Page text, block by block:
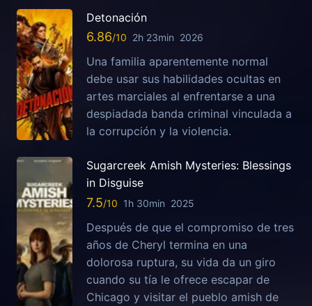
Detonación
6.86 2h 23min 2026
Una familia aparentemente normal
debe usar sus habilidades ocultas en
artes marciales al enfrentarse a una
despiadada banda criminal vinculada a
la corrupción y la violencia.
Sugarcreek Amish Mysteries: Blessings
in Disguise
7.5 1h 30min 2025
Después de que el compromiso de tres
años de Cheryl termina en una
dolorosa ruptura, su vida da un giro
cuando su tía le ofrece escapar de
Chicago y visitar el pueblo amish de